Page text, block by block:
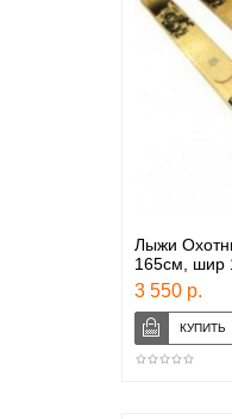
Лыжи
165см, шир
3 550 р.